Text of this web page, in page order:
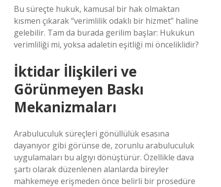
Bu süreçte hukuk, kamusal bir hak olmaktan
kısmen çıkarak “verimlilik odaklı bir hizmet” haline
gelebilir. Tam da burada gerilim başlar: Hukukun
verimliliği mi, yoksa adaletin eşitliği mi önceliklidir?
İktidar İlişkileri ve
Görünmeyen Baskı
Mekanizmaları
Arabuluculuk süreçleri gönüllülük esasına
dayanıyor gibi görünse de, zorunlu arabuluculuk
uygulamaları bu algıyı dönüştürür. Özellikle dava
şartı olarak düzenlenen alanlarda bireyler
mahkemeye erişmeden önce belirli bir prosedüre